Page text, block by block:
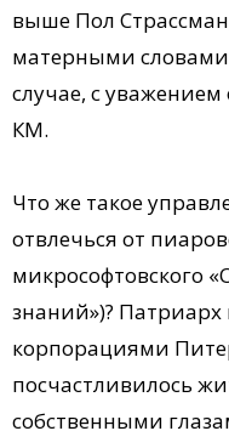
выше Пол
матерными
случае, с уважением
КМ.
Что же такое
отвлечься от
микрософтовского
знаний»)?
корпорациями
посчастливилось
собственными